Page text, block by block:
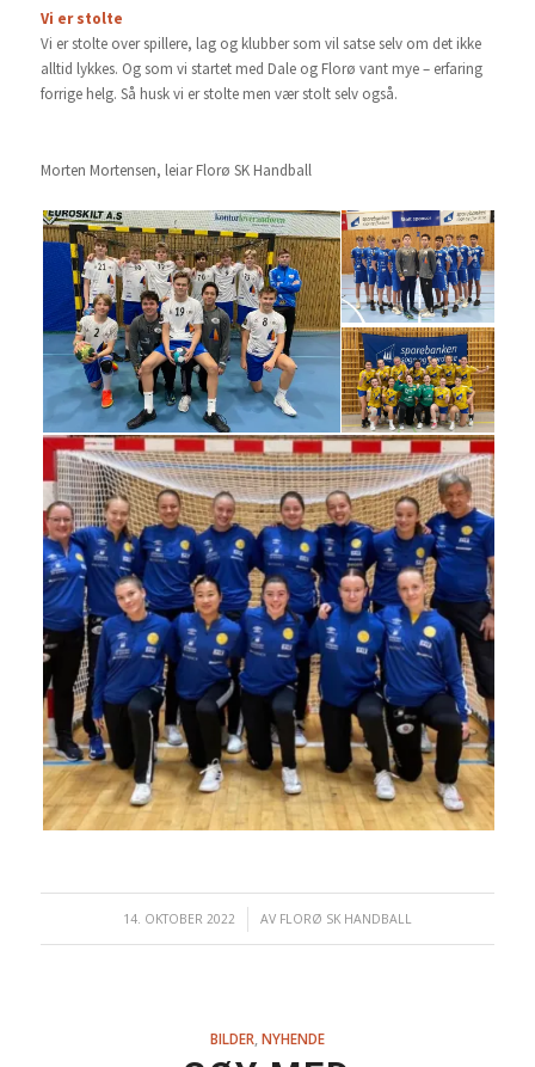
Vi er stolte
Vi er stolte over spillere, lag og klubber som vil satse selv om det ikke
alltid lykkes. Og som vi startet med Dale og Florø vant mye – erfaring
forrige helg. Så husk vi er stolte men vær stolt selv også.
Morten Mortensen, leiar Florø SK Handball
14. OKTOBER 2022
/ AV FLORØ SK HANDBALL
BILDER NYHENDE